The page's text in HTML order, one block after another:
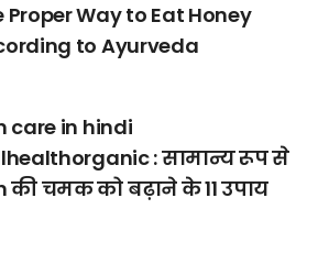
Proper Way to Eat Honey
to Ayurveda
care in hindi
: सामान्य रूप से
की चमक को बढ़ाने के 11 उपाय